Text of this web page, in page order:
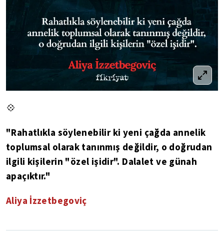
💠
"Rahatlıkla söylenebilir ki yeni çağda annelik
toplumsal olarak tanınmış değildir, o doğrudan
ilgili kişilerin "özel işidir". Dalalet ve günah
apaçıktır."
Aliya İzzetbegoviç